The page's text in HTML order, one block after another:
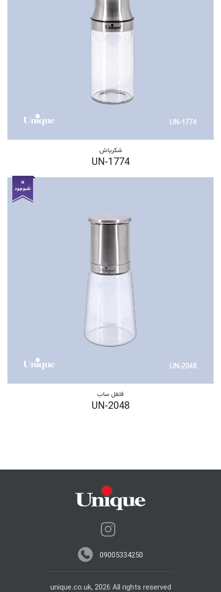
شکرپاش
UN-1774
فلفل ساب
UN-2048
09005334250
unique.co.uk, 2026 All rights reserved